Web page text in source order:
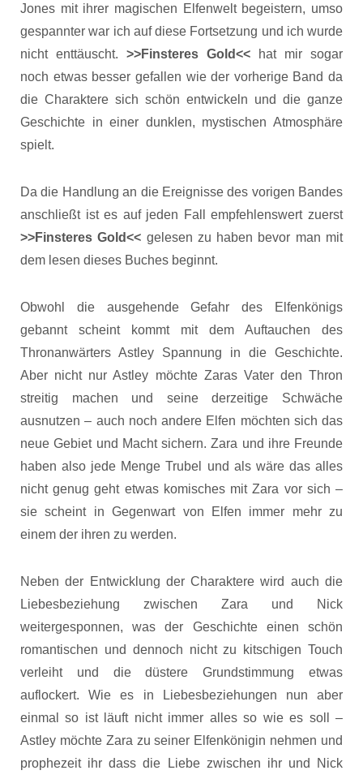
Jones mit ihrer magischen Elfenwelt begeistern, umso
gespannter war ich auf diese Fortsetzung und ich wurde
nicht enttäuscht. >>Finsteres Gold<< hat mir sogar
noch etwas besser gefallen wie der vorherige Band da
die Charaktere sich schön entwickeln und die ganze
Geschichte in einer dunklen, mystischen Atmosphäre
spielt.
Da die Handlung an die Ereignisse des vorigen Bandes
anschließt ist es auf jeden Fall empfehlenswert zuerst
>>Finsteres Gold<< gelesen zu haben bevor man mit
dem lesen dieses Buches beginnt.
Obwohl die ausgehende Gefahr des Elfenkönigs
gebannt scheint kommt mit dem Auftauchen des
Thronanwärters Astley Spannung in die Geschichte.
Aber nicht nur Astley möchte Zaras Vater den Thron
streitig machen und seine derzeitige Schwäche
ausnutzen – auch noch andere Elfen möchten sich das
neue Gebiet und Macht sichern. Zara und ihre Freunde
haben also jede Menge Trubel und als wäre das alles
nicht genug geht etwas komisches mit Zara vor sich –
sie scheint in Gegenwart von Elfen immer mehr zu
einem der ihren zu werden.
Neben der Entwicklung der Charaktere wird auch die
Liebesbeziehung zwischen Zara und Nick
weitergesponnen, was der Geschichte einen schön
romantischen und dennoch nicht zu kitschigen Touch
verleiht und die düstere Grundstimmung etwas
auflockert. Wie es in Liebesbeziehungen nun aber
einmal so ist läuft nicht immer alles so wie es soll –
Astley möchte Zara zu seiner Elfenkönigin nehmen und
prophezeit ihr dass die Liebe zwischen ihr und Nick